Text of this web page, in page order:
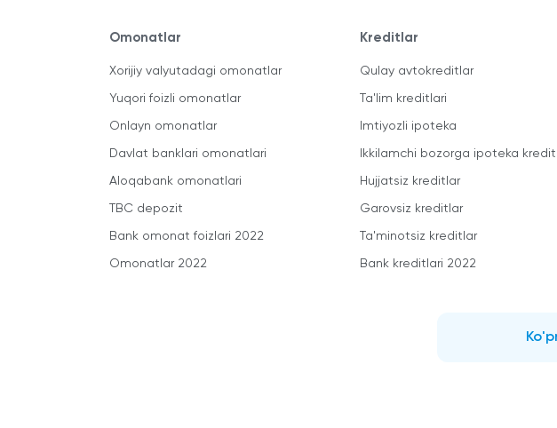
Omonatlar
Xorijiy valyutadagi omonatlar
Yuqori foizli omonatlar
Onlayn omonatlar
Davlat banklari omonatlari
Aloqabank omonatlari
TBC depozit
Bank omonat foizlari 2022
Omonatlar 2022
Kreditlar
Qulay avtokreditlar
Ta'lim kreditlari
Imtiyozli ipoteka
Ikkilamchi bozorga ipoteka
Hujjatsiz kreditlar
Garovsiz kreditlar
Ta'minotsiz kreditlar
Bank kreditlari 2022